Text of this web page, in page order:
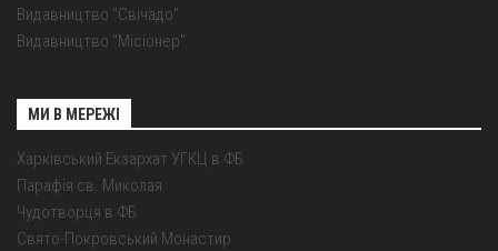
Видавництво "Свічадо"
Видавництво "Місіонер"
МИ В МЕРЕЖІ
Харківський Екзархат УГКЦ в ФБ
Парафія св. Миколая
Чудотворця в ФБ
Свято-Покровський Монастир